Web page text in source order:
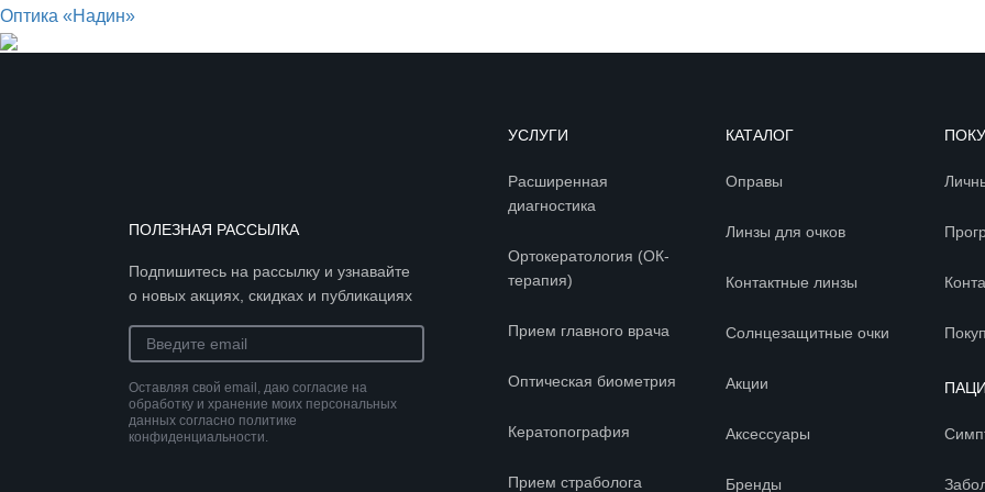
Оптика «Надин»
ПОЛЕЗНАЯ РАССЫЛКА
Подпишитесь на рассылку и узнавайте
о новых акциях, скидках и публикациях
Оставляя свой email, даю согласие на
обработку и хранение моих персональных
данных согласно политике
конфиденциальности.
УСЛУГИ
Расширенная
диагностика
Ортокератология (ОК-
терапия)
Прием главного врача
Оптическая биометрия
Кератопография
Прием страболога
КАТАЛОГ
Оправы
Линзы для очков
Контактные линзы
Солнцезащитные очки
Акции
Аксессуары
Бренды